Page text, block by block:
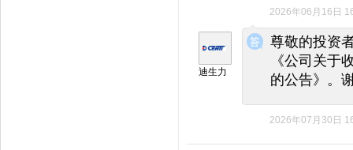
2026年06月16日
◆
◆
迪生力
尊敬的投资
《公司关于
的公告》。
2026年07月30日